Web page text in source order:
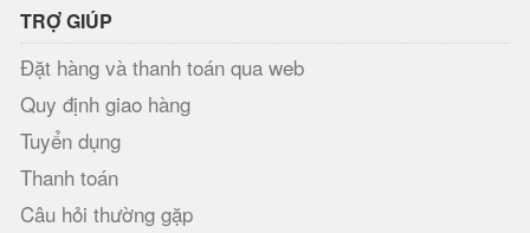
TRỢ GIÚP
Đặt hàng và thanh toán qua web
Quy định giao hàng
Tuyển dụng
Thanh toán
Câu hỏi thường gặp